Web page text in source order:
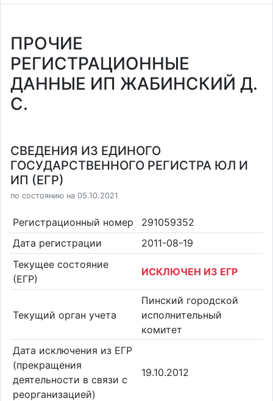
ПРОЧИЕ
РЕГИСТРАЦИОННЫЕ
ДАННЫЕ ИП ЖАБИНСКИЙ Д.
С.
СВЕДЕНИЯ ИЗ ЕДИНОГО
ГОСУДАРСТВЕННОГО РЕГИСТРА ЮЛ И
ИП (ЕГР)
по состоянию на 05.10.2021
Регистрационный номер
291059352
Дата регистрации
2011-08-19
Текущее состояние
(ЕГР)
ИСКЛЮЧЕН ИЗ ЕГР
Текущий орган учета
Пинский городской
исполнительный
комитет
Дата исключения из ЕГР
(прекращения
деятельности в связи с
реорганизацией)
19.10.2012